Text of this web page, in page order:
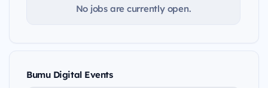
No jobs are currently open.
Bumu Digital Events